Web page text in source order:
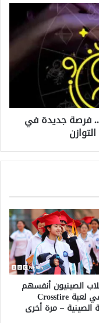
فرصة جديدة في
الصينيون أنفسهم
وقعوا في لعبة Crossfire
الصينية – مرة أخرى